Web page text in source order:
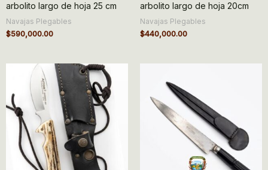
arbolito largo de hoja 25 cm
Navajas Plegables
$590,000.00
arbolito largo de hoja 20cm
Navajas Plegables
$440,000.00